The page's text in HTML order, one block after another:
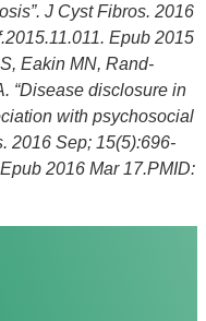
J Cyst Fibros. 2016
Epub 2015
Eakin MN, Rand-
“Disease disclosure in
with psychosocial
2016 Sep; 15(5):696-
2016 Mar 17.PMID: